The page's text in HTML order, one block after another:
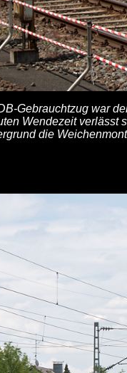
Gebrauchtzug war
Wendezeit verlässt
die